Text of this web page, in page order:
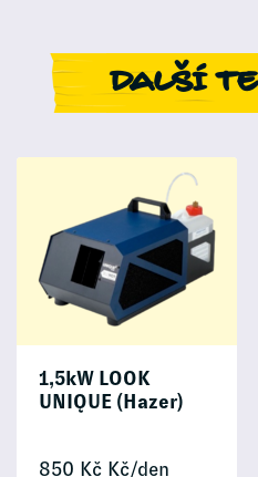
DALŠÍ
1,5kW LOOK
UNIQUE (Hazer)
850 Kč Kč/den